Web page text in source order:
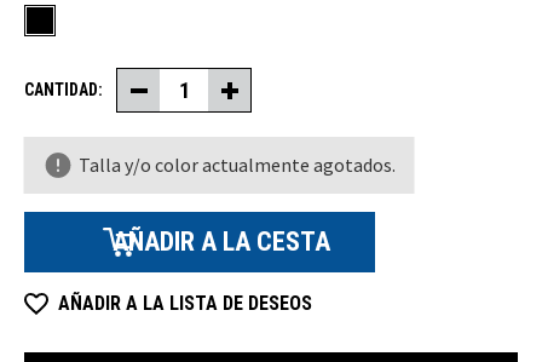
CANTIDAD: Disminuir
la
cantidad
cinturones
soporte
lumbar
Aumentar
la
cantidad
cinturones
soporte
lumbar
Talla y/o color actualmente agotados.
AÑADIR A LA LISTA DE DESEOS